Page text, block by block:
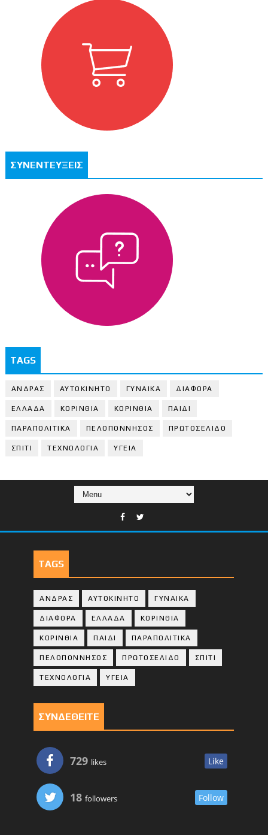
ΣΥΝΕΝΤΕΥΞΕΙΣ
TAGS
ΑΝΔΡΑΣ ΑΥΤΟΚΙΝΗΤΟ ΓΥΝΑΙΚΑ ΔΙΑΦΟΡΑ
ΕΛΛΑΔΑ ΚΟΡΙΝΘΙΑ ΚΟΡΙΝΘΙA ΠΑΙΔΙ
ΠΑΡΑΠΟΛΙΤΙΚΑ ΠΕΛΟΠΟΝΝΗΣΟΣ ΠΡΩΤΟΣΕΛΙΔΟ
ΣΠΙΤΙ ΤΕΧΝΟΛΟΓΙΑ ΥΓΕΙΑ
TAGS
ΑΝΔΡΑΣ ΑΥΤΟΚΙΝΗΤΟ ΓΥΝΑΙΚΑ
ΔΙΑΦΟΡΑ ΕΛΛΑΔΑ ΚΟΡΙΝΘΙΑ
ΚΟΡΙΝΘΙA ΠΑΙΔΙ ΠΑΡΑΠΟΛΙΤΙΚΑ
ΠΕΛΟΠΟΝΝΗΣΟΣ ΠΡΩΤΟΣΕΛΙΔΟ ΣΠΙΤΙ
ΤΕΧΝΟΛΟΓΙΑ ΥΓΕΙΑ
ΣΥΝΔΕΘΕΙΤΕ
729 likes Like
18 followers Follow